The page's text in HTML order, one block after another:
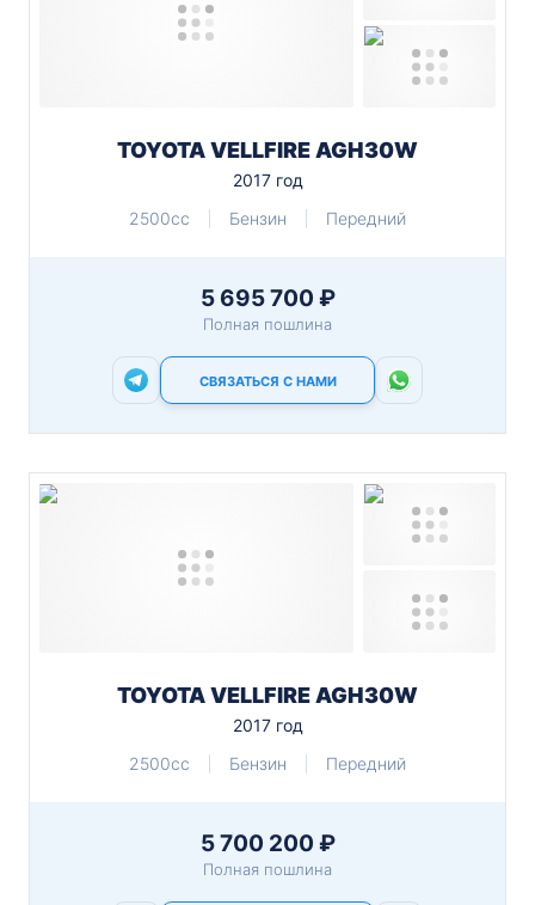
TOYOTA VELLFIRE AGH30W
2017 год
2500cc
Бензин Передний
5 695 700 ₽
Полная пошлина
СВЯЗАТЬСЯ С НАМИ
TOYOTA VELLFIRE AGH30W
2017 год
2500cc
Бензин Передний
5 700 200 ₽
Полная пошлина